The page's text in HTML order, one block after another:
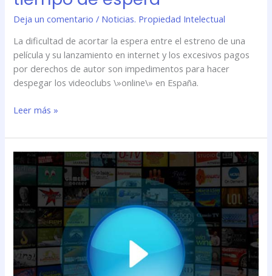
Deja un comentario / Noticias. Propiedad Intelectual
La dificultad de acortar la espera entre el estreno de una
película y su lanzamiento en internet y los excesivos pagos
por derechos de autor son impedimentos para hacer
despegar los videoclubs \»online\» en España.
Leer más »
Cine
\»online\»
en
España,
cuestión
de
derechos
y
tiempo